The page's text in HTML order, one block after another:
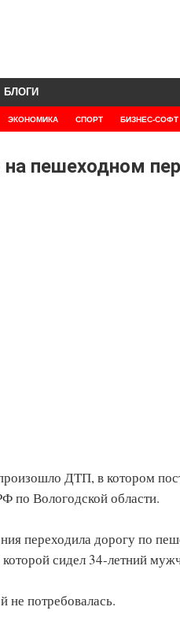
ЭКОНОМИКА СПОРТ БИЗНЕС-СОФТ
БЛОГИ
пешеходном
ДТП, в котором
по Вологодской области.
переходила дорогу по
сидел 34-летний
не потребовалась.